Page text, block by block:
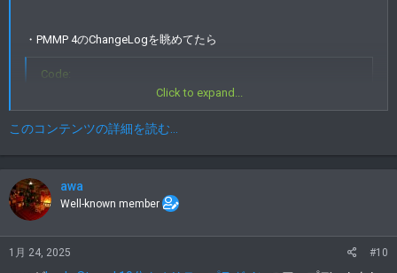
・PMMP 4のChangeLogを眺めてたら
Code:
[*]@ignoreCancelled is now no longer respected.
[/LIST]
ってあってびっくりしましたわん
Click to expand...
このコンテンツの詳細を読む...
awa
Well-known member
1月 24, 2025 #10